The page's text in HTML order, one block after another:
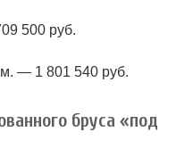
500 руб.
— 1 801 540 руб.
бруса «под